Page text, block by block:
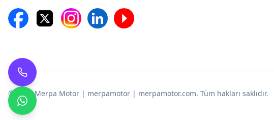
© 2025Merpa Motor | merpamotor | merpamotor.com. Tüm hakları saklıdır.